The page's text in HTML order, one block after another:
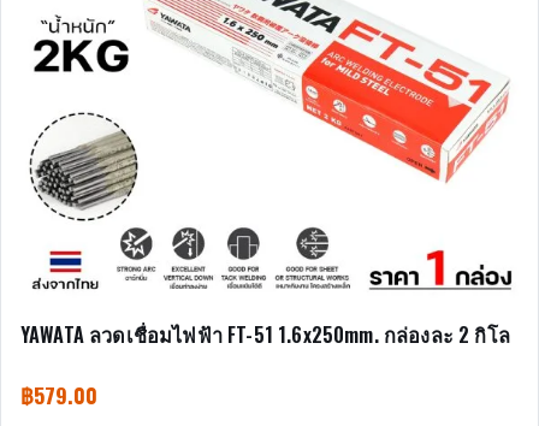
YAWATA ลวดเชื่อมไฟฟ้า FT-51 1.6x250mm. กล่องละ 2 กิโล
฿579.00